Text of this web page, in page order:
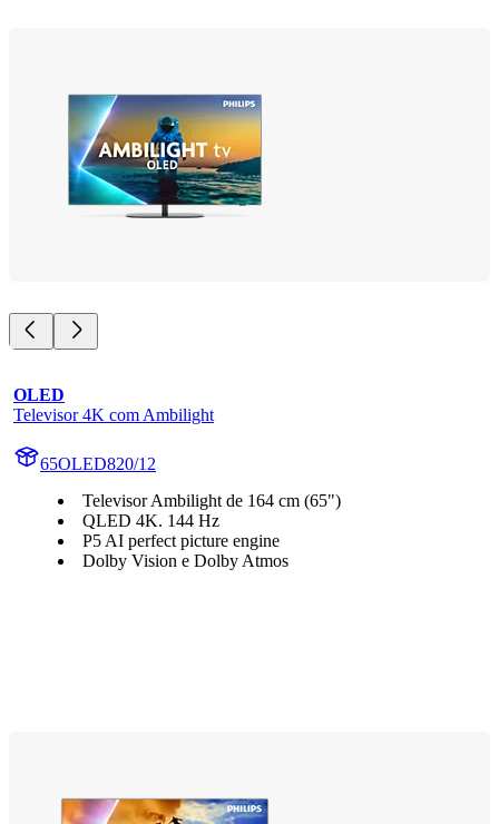
OLED
Televisor 4K com Ambilight
65OLED820/12
Televisor Ambilight de 164 cm (65")
QLED 4K. 144 Hz
P5 AI perfect picture engine
Dolby Vision e Dolby Atmos